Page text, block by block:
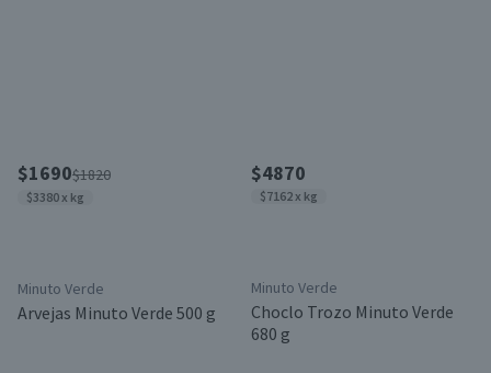
$1690$1820
$3380 x kg
Minuto Verde
Arvejas Minuto Verde 500 g
$4870
$7162 x kg
Minuto Verde
Choclo Trozo Minuto Verde
680 g